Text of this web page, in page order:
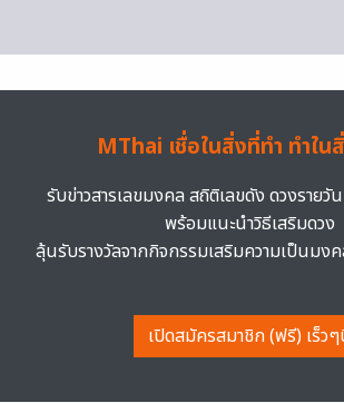
MThai เชื่อในสิ่งที่ทำ ทำใน
รับข่าวสารเลขมงคล สถิติเลขดัง ดวงรายวั
พร้อมแนะนำวิธีเสริมดวง
ลุ้นรับรางวัลจากกิจกรรมเสริมความเป็นมง
เปิดสมัครสมาชิก (ฟรี) เร็ว